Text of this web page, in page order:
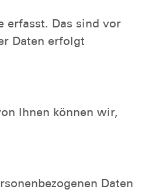
erfasst. Das sind vor
Daten erfolgt
Ihnen können wir,
Daten